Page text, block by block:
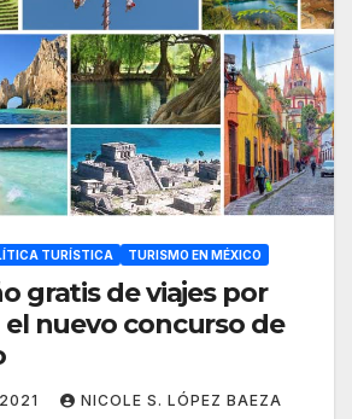
TURÍSTICA TURISMO EN MÉXICO
gratis de viajes por
el nuevo concurso de
NICOLE S. LÓPEZ BAEZA